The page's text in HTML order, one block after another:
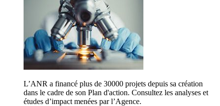
L’ANR a financé plus de 30000 projets depuis sa création
dans le cadre de son Plan d'action. Consultez les analyses et
études d’impact menées par l’Agence.